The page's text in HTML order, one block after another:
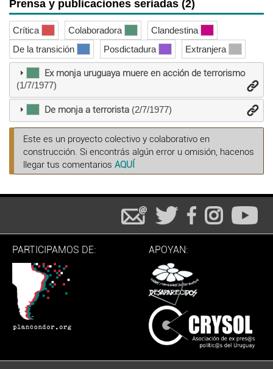
Prensa y publicaciones seriadas (2)
Crítica Colaboradora
Clandestina
De la transición
Posdictadura Extranjera
Ex monja uruguaya muere en acción de terrorismo
(1/7/1977)
De monja a terrorista(2/7/1977)
Este es un proyecto colectivo y colaborativo en
construcción. Si encontrás algún error u omisión, hacenos
llegar tus comentarios AQUÍ
PARTICIPAMOS DE: APOYAN: